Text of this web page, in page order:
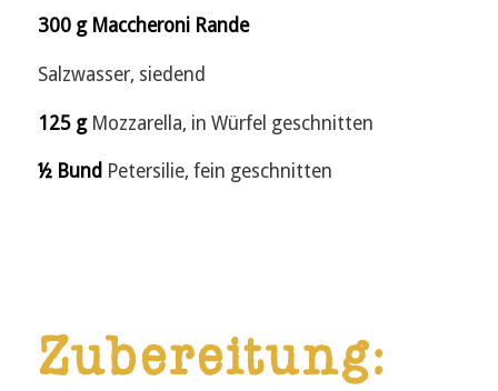
300 g Maccheroni Rande
Salzwasser, siedend
125 g Mozzarella, in Würfel geschnitten
½ Bund Petersilie, fein geschnitten
Zubereitung: